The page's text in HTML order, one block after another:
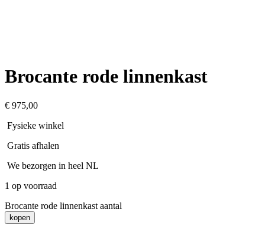
Brocante rode linnenkast
€ 975,00
Fysieke winkel
Gratis afhalen
We bezorgen in heel NL
1 op voorraad
Brocante rode linnenkast aantal
kopen